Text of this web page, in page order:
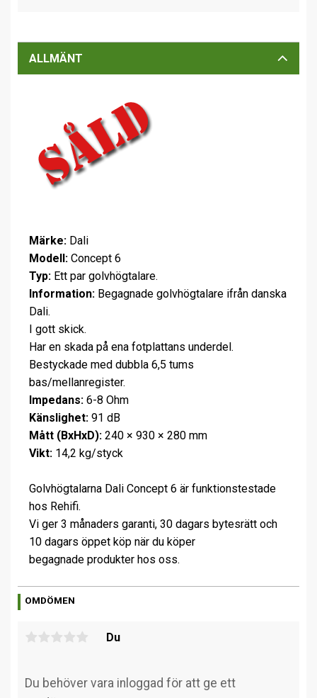
ALLMÄNT
Märke: Dali
Modell: Concept 6
Typ: Ett par golvhögtalare.
Information: Begagnade golvhögtalare ifrån danska
Dali.
I gott skick.
Har en skada på ena fotplattans underdel.
Bestyckade med dubbla 6,5 tums
bas/mellanregister.
Impedans: 6-8 Ohm
Känslighet: 91 dB
Mått (BxHxD): 240 × 930 × 280 mm
Vikt: 14,2 kg/styck
Golvhögtalarna Dali Concept 6 är funktionstestade
hos Rehifi.
Vi ger 3 månaders garanti, 30 dagars bytesrätt och
10 dagars öppet köp när du köper
begagnade produkter hos oss.
OMDÖMEN
Du